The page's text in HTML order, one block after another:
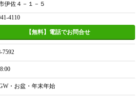
伊佐４－１－５
4110
【無料】電話でお問合せ
7592
・お盆・年末年始